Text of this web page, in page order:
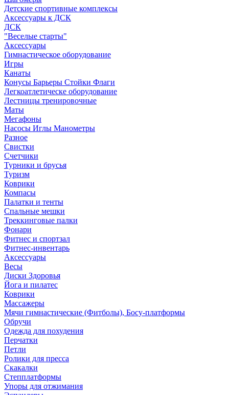
Детские спортивные комплексы
Аксессуары к ДСК
ДСК
"Веселые старты"
Аксессуары
Гимнастическое оборудование
Игры
Канаты
Конусы Барьеры Стойки Флаги
Легкоатлетическе оборудование
Лестницы тренировочные
Маты
Мегафоны
Насосы Иглы Манометры
Разное
Свистки
Счетчики
Турники и брусья
Туризм
Коврики
Компасы
Палатки и тенты
Спальные мешки
Треккинговые палки
Фонари
Фитнес и спортзал
Фитнес-инвентарь
Аксессуары
Весы
Диски Здоровья
Йога и пилатес
Коврики
Массажеры
Мячи гимнастические (Фитболы), Босу-платформы
Обручи
Одежда для похудения
Перчатки
Петли
Ролики для пресса
Скакалки
Степплатформы
Упоры для отжимания